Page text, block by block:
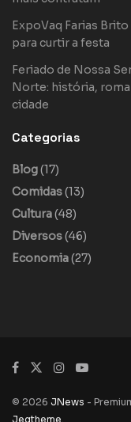
ExpoVaq Farias
para curtir a festa
Feriado de Nossa
Norte: história,
cidade
Categorias
Blog(17)
Comidas(13)
Cultura(48)
Diversos(46)
Economia(27)
© 2026 JNews -
Jegtheme